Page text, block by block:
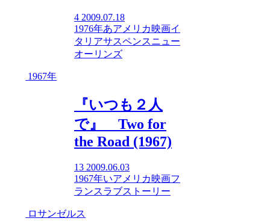
4 2009.07.18
1976年あアメリカ映画イ
タリアサスペンスニュー
オーリンズ
1967年
『いつも２人
で』 Two for
the Road (1967)
13 2009.06.03
1967年いアメリカ映画フ
ランスラブストーリー
ロサンゼルス